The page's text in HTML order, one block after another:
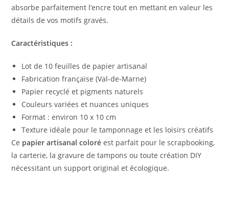
absorbe parfaitement l’encre tout en mettant en valeur les
détails de vos motifs gravés.
Caractéristiques :
Lot de 10 feuilles de papier artisanal
Fabrication française (Val-de-Marne)
Papier recyclé et pigments naturels
Couleurs variées et nuances uniques
Format : environ 10 x 10 cm
Texture idéale pour le tamponnage et les loisirs créatifs
Ce papier artisanal coloré est parfait pour le scrapbooking,
la carterie, la gravure de tampons ou toute création DIY
nécessitant un support original et écologique.